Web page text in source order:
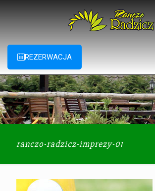
REZERWACJA
ranczo-radzicz-imprezy-01